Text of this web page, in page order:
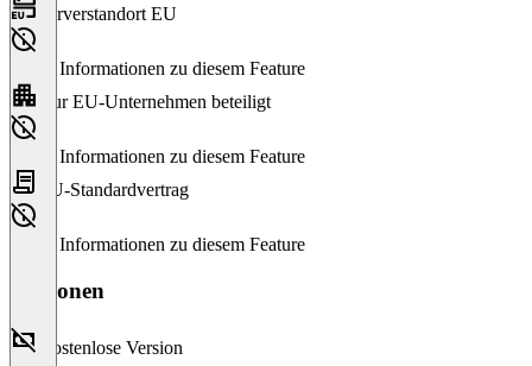
Serverstandort EU
Keine Informationen zu diesem Feature
Nur EU-Unternehmen beteiligt
Keine Informationen zu diesem Feature
EU-Standardvertrag
Keine Informationen zu diesem Feature
Versionen
Kostenlose Version